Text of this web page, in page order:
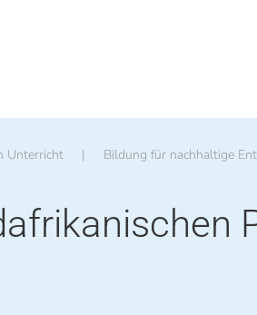
Unterricht Bildung für nachhaltige